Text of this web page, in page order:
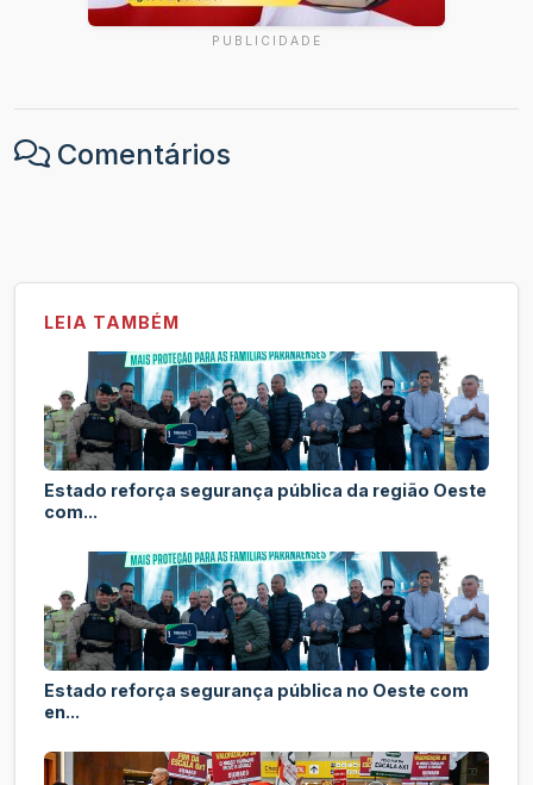
PUBLICIDADE
Comentários
LEIA TAMBÉM
Estado reforça segurança pública da região Oeste
com...
Estado reforça segurança pública no Oeste com
en...